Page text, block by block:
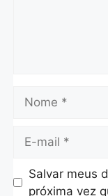
Salvar meus
próxima vez